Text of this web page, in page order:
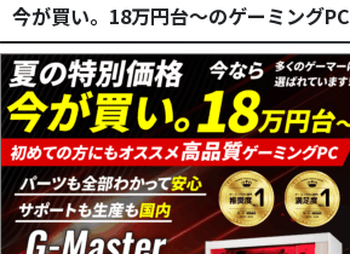
今が買い。18万円台～のゲーミングPC